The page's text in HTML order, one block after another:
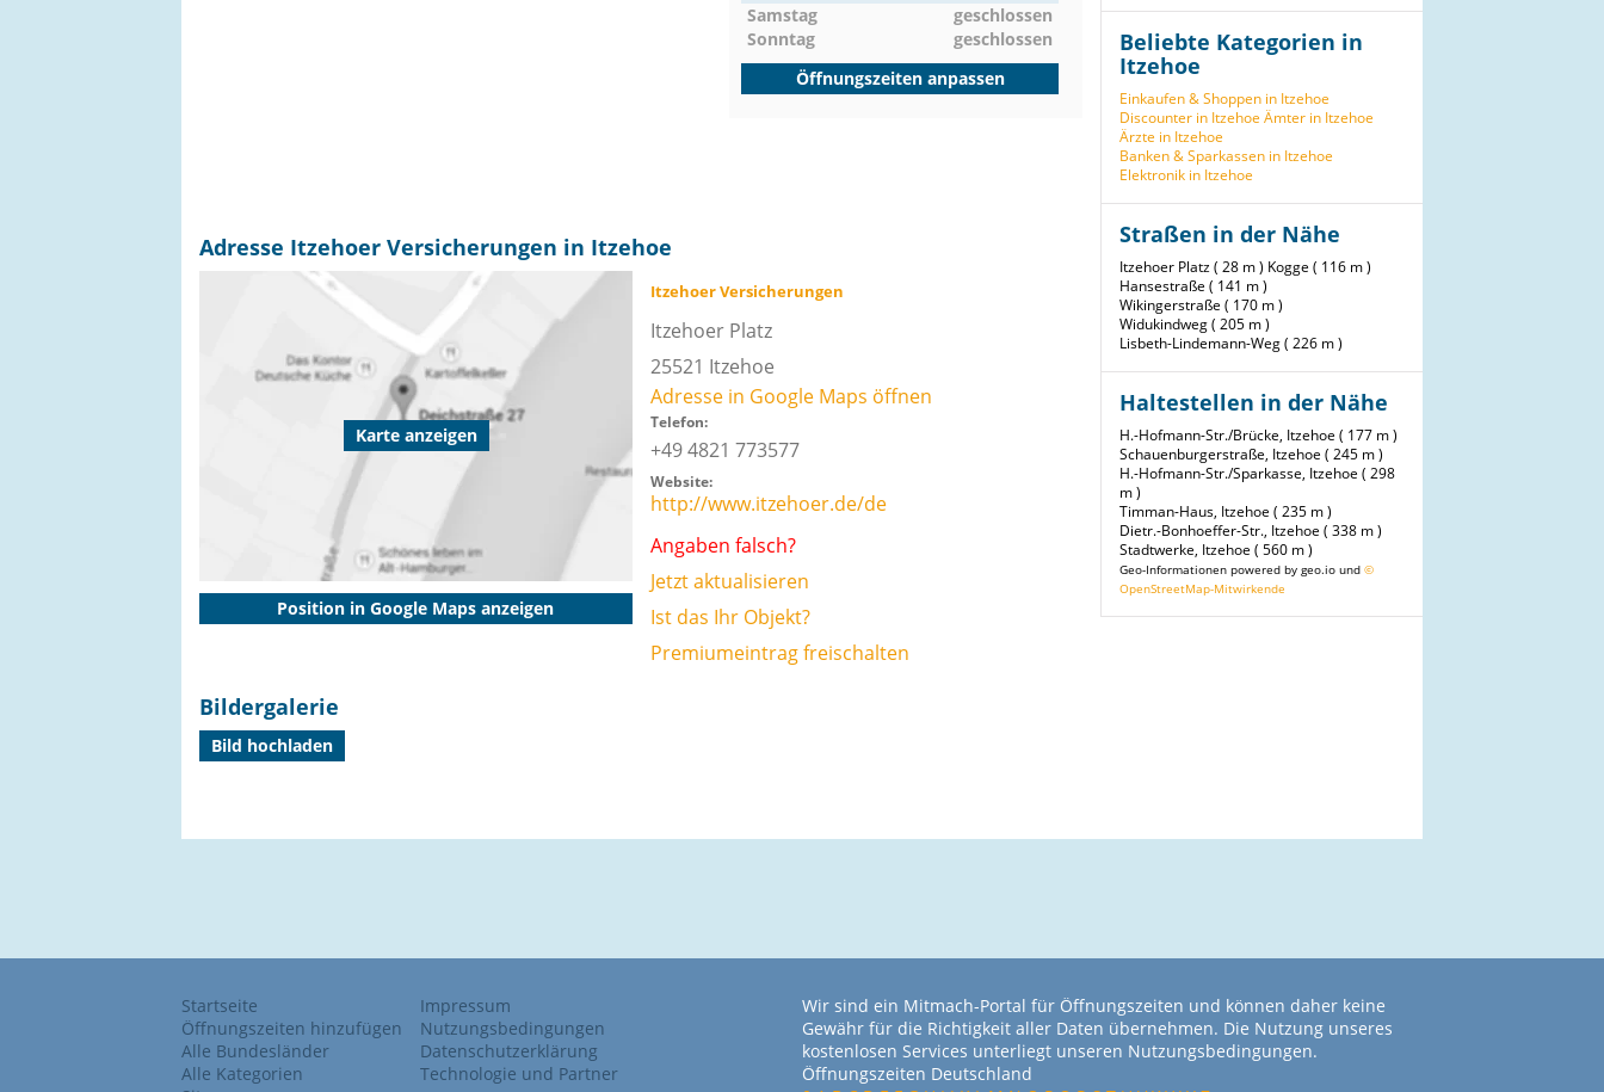
Samstag
geschlossen
Sonntag
geschlossen
Öffnungszeiten anpassen
Adresse Itzehoer Versicherungen in Itzehoe
Karte anzeigen
Position in Google Maps anzeigen
Itzehoer Versicherungen
Itzehoer Platz
25521 Itzehoe
Adresse in Google Maps öffnen
Telefon:
+49 4821 773577
Website:
http://www.itzehoer.de/de
Angaben falsch?
Jetzt aktualisieren
Ist das Ihr Objekt?
Premiumeintrag freischalten
Bildergalerie
Bild hochladen
Beliebte Kategorien in
Itzehoe
Einkaufen & Shoppen in Itzehoe
Discounter in Itzehoe Ämter in Itzehoe
Ärzte in Itzehoe
Banken & Sparkassen in Itzehoe
Elektronik in Itzehoe
Straßen in der Nähe
Itzehoer Platz ( 28 m ) Kogge ( 116 m )
Hansestraße ( 141 m )
Wikingerstraße ( 170 m )
Widukindweg ( 205 m )
Lisbeth-Lindemann-Weg ( 226 m )
Haltestellen in der Nähe
H.-Hofmann-Str./Brücke, Itzehoe ( 177 m )
Schauenburgerstraße, Itzehoe ( 245 m )
H.-Hofmann-Str./Sparkasse, Itzehoe ( 298
m )
Timman-Haus, Itzehoe ( 235 m )
Dietr.-Bonhoeffer-Str., Itzehoe ( 338 m )
Stadtwerke, Itzehoe ( 560 m )
Geo-Informationen powered by geo.io und ©
OpenStreetMap-Mitwirkende
Startseite
Öffnungszeiten hinzufügen
Alle Bundesländer
Alle Kategorien
Impressum
Nutzungsbedingungen
Datenschutzerklärung
Technologie und Partner
Wir sind ein Mitmach-Portal für Öffnungszeiten und können daher keine
Gewähr für die Richtigkeit aller Daten übernehmen. Die Nutzung unseres
kostenlosen Services unterliegt unseren Nutzungsbedingungen.
Öffnungszeiten Deutschland